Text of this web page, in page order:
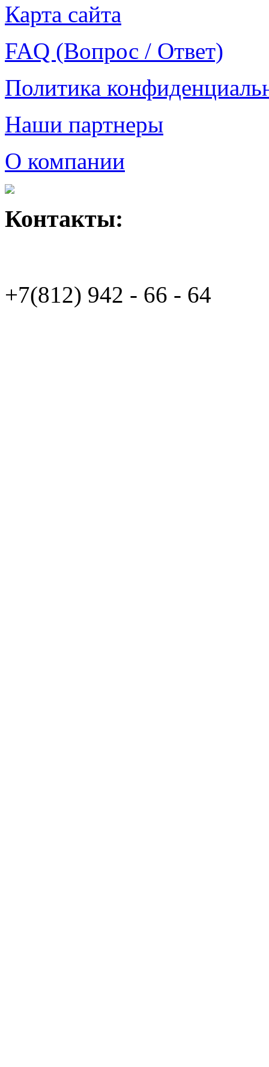
Карта сайта
FAQ (Вопрос / Ответ)
Политика
Наши партнеры
О компании
Контакты:
+7(812) 942 - 66 - 64